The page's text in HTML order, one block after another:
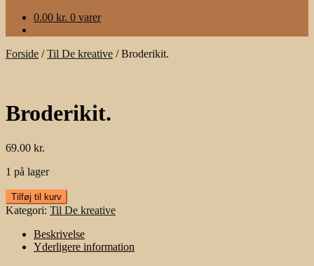
0.00 kr. 0 varer
Forside /Til De kreative /Broderikit.
Broderikit.
69.00 kr.
1 på lager
Broderikit.
antal
Tilføj til kurv
Kategori: Til De kreative
Beskrivelse
Yderligere information